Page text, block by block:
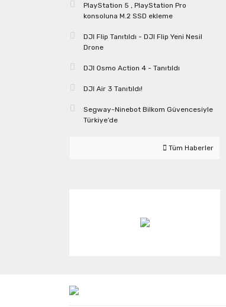
PlayStation 5 , PlayStation Pro
konsoluna M.2 SSD ekleme
DJI Flip Tanıtıldı - DJI Flip Yeni Nesil
Drone
DJI Osmo Action 4 - Tanıtıldı
DJI Air 3 Tanıtıldı!
Segway-Ninebot Bilkom Güvencesiyle
Türkiye’de
Tüm Haberler